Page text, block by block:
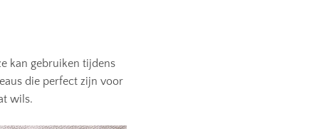
kan gebruiken tijdens
die perfect zijn voor
wils.